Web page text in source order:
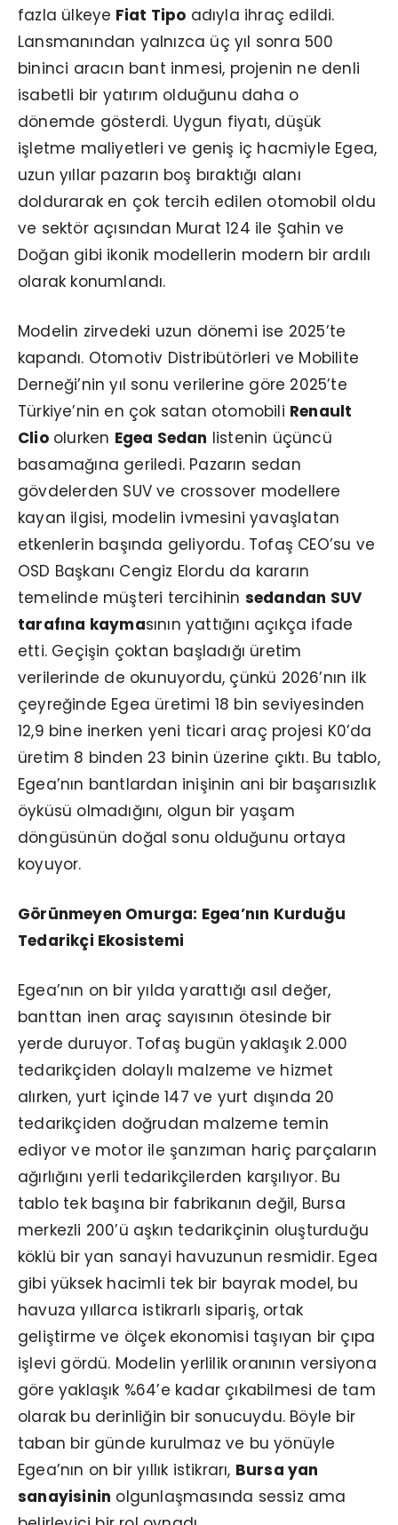
fazla ülkeye Fiat Tipo adıyla ihraç edildi.
Lansmanından yalnızca üç yıl sonra 500
bininci aracın bant inmesi, projenin ne denli
isabetli bir yatırım olduğunu daha o
dönemde gösterdi. Uygun fiyatı, düşük
işletme maliyetleri ve geniş iç hacmiyle Egea,
uzun yıllar pazarın boş bıraktığı alanı
doldurarak en çok tercih edilen otomobil oldu
ve sektör açısından Murat 124 ile Şahin ve
Doğan gibi ikonik modellerin modern bir ardılı
olarak konumlandı.
Modelin zirvedeki uzun dönemi ise 2025’te
kapandı. Otomotiv Distribütörleri ve Mobilite
Derneği’nin yıl sonu verilerine göre 2025’te
Türkiye’nin en çok satan otomobili Renault
Clioolurken Egea Sedan listenin üçüncü
basamağına geriledi. Pazarın sedan
gövdelerden SUV ve crossover modellere
kayan ilgisi, modelin ivmesini yavaşlatan
etkenlerin başında geliyordu. Tofaş CEO’su ve
OSD Başkanı Cengiz Elordu da kararın
temelinde müşteri tercihinin sedandan SUV
tarafına kaymasının yattığını açıkça ifade
etti. Geçişin çoktan başladığı üretim
verilerinde de okunuyordu, çünkü 2026’nın ilk
çeyreğinde Egea üretimi 18 bin seviyesinden
12,9 bine inerken yeni ticari araç projesi K0’da
üretim 8 binden 23 binin üzerine çıktı. Bu tablo,
Egea’nın bantlardan inişinin ani bir başarısızlık
öyküsü olmadığını, olgun bir yaşam
döngüsünün doğal sonu olduğunu ortaya
koyuyor.
Görünmeyen Omurga: Egea’nın Kurduğu
Tedarikçi Ekosistemi
Egea’nın on bir yılda yarattığı asıl değer,
banttan inen araç sayısının ötesinde bir
yerde duruyor. Tofaş bugün yaklaşık 2.000
tedarikçiden dolaylı malzeme ve hizmet
alırken, yurt içinde 147 ve yurt dışında 20
tedarikçiden doğrudan malzeme temin
ediyor ve motor ile şanzıman hariç parçaların
ağırlığını yerli tedarikçilerden karşılıyor. Bu
tablo tek başına bir fabrikanın değil, Bursa
merkezli 200’ü aşkın tedarikçinin oluşturduğu
köklü bir yan sanayi havuzunun resmidir. Egea
gibi yüksek hacimli tek bir bayrak model, bu
havuza yıllarca istikrarlı sipariş, ortak
geliştirme ve ölçek ekonomisi taşıyan bir çıpa
işlevi gördü. Modelin yerlilik oranının versiyona
göre yaklaşık %64’e kadar çıkabilmesi de tam
olarak bu derinliğin bir sonucuydu. Böyle bir
taban bir günde kurulmaz ve bu yönüyle
Egea’nın on bir yıllık istikrarı, Bursa yan
sanayisinin olgunlaşmasında sessiz ama